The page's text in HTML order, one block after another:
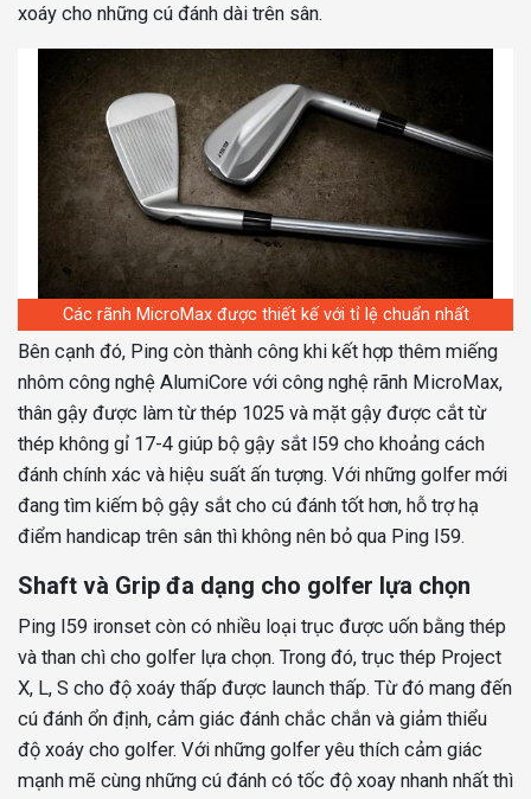
xoáy cho những cú đánh dài trên sân.
Các rãnh MicroMax được thiết kế với tỉ lệ chuẩn nhất
Bên cạnh đó, Ping còn thành công khi kết hợp thêm miếng
nhôm công nghệ AlumiCore với công nghệ rãnh MicroMax,
thân gậy được làm từ thép 1025 và mặt gậy được cắt từ
thép không gỉ 17-4 giúp bộ gậy sắt I59 cho khoảng cách
đánh chính xác và hiệu suất ấn tượng. Với những golfer mới
đang tìm kiếm bộ gậy sắt cho cú đánh tốt hơn, hỗ trợ hạ
điểm handicap trên sân thì không nên bỏ qua Ping I59.
Shaft và Grip đa dạng cho golfer lựa chọn
Ping I59 ironset còn có nhiều loại trục được uốn bằng thép
và than chì cho golfer lựa chọn. Trong đó, trục thép Project
X, L, S cho độ xoáy thấp được launch thấp. Từ đó mang đến
cú đánh ổn định, cảm giác đánh chắc chắn và giảm thiểu
độ xoáy cho golfer. Với những golfer yêu thích cảm giác
mạnh mẽ cùng những cú đánh có tốc độ xoay nhanh nhất thì